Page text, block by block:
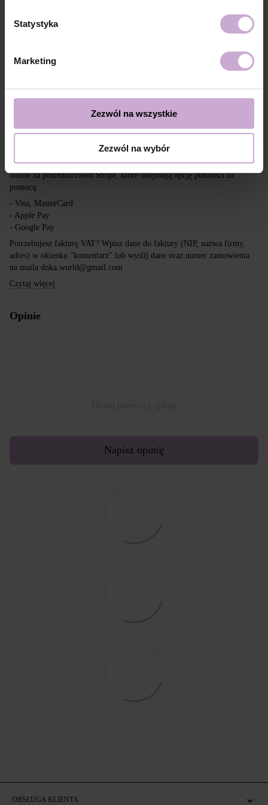
Statystyka
Marketing
Zezwól na wszystkie
Zezwól na wybór
Darmowa dostawa przy zakupach powyżej 650 zł.
Chcemy, aby zakupy były szybkie i łatwe, dlatego akceptujemy płatności
online za pośrednictwem Stripe, które obejmują opcję płatności za
pomocą:
- Visa, MasterCard
- Apple Pay
- Google Pay
Potrzebujesz fakturę VAT? Wpisz dane do faktury (NIP, nazwa firmy,
adres) w okienku "komentarz" lub wyslij dane oraz numer zamowienia
na maila dnka.world@gmail.com
Czytaj więcej
Opinie
Napisz opinię
OBSŁUGA KLIENTA